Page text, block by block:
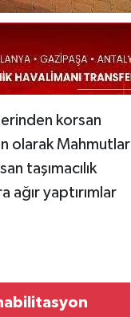
korsan
olarak Mahmutlar
taşımacılık
ağır yaptırımlar